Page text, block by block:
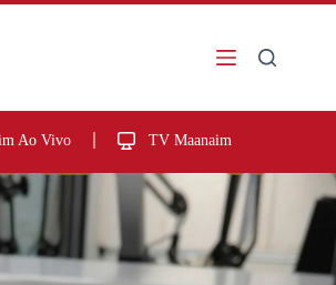
Ao Vivo TV Maanaim